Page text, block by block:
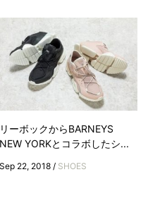
リーボックからBARNEYS
NEW YORKとコラボしたシ...
Sep 22, 2018 / SHOES